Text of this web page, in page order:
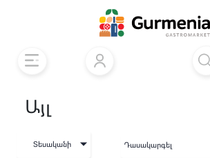
Այլ
Տեսականի Դասակարգել